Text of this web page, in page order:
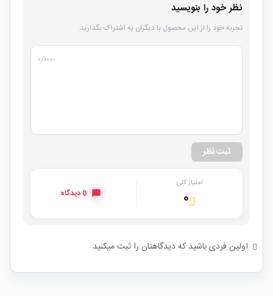
نظر خود را بنویسید
تجربه خود را از این محصول با دیگران به اشتراک بگذارید.
۰/۱۰۰۰
ثبت نظر
امتیاز کلی
۰ 0 دیدگاه
اولین فردی باشید که دیدگاهتان را ثبت میکنید